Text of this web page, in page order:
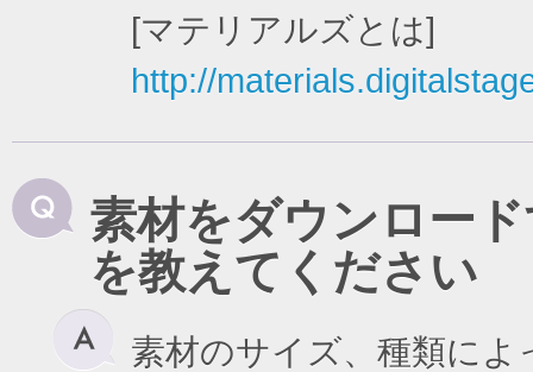
[マテリアルズとは]
http://
素材をダウンロー
を教えてください
素材のサイズ、種類に